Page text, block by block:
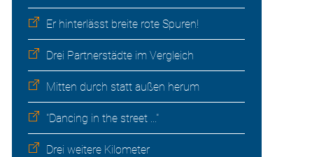
Er hinterlässt breite rote Spuren!
Drei Partnerstädte im Vergleich
Mitten durch statt außen herum
"Dancing in the street ..."
Drei weitere Kilometer